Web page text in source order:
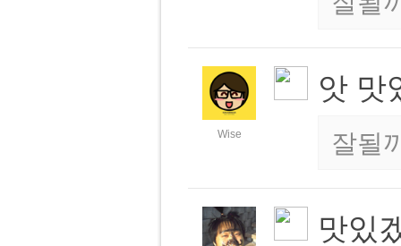
Wise
앗 맛
잘될
맛있